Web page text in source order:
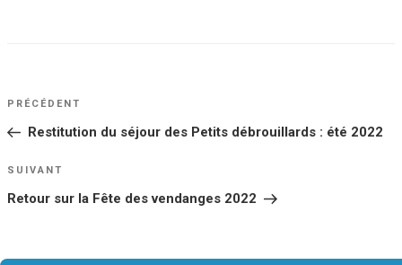
NAVIGATION
DE
Article
PRÉCÉDENT
Restitution du séjour des Petits débrouillards : été 2022
Article
SUIVANT
Retour sur la Fête des vendanges 2022